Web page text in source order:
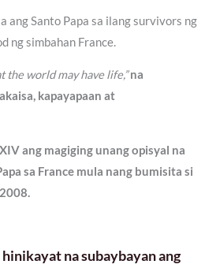
ang Santo Papa sa ilang survivors ng
ng simbahan France.
the world may have life,”na
kapayapaan at
ang magiging unang opisyal na
sa France mula nang bumisita si
na subaybayan ang